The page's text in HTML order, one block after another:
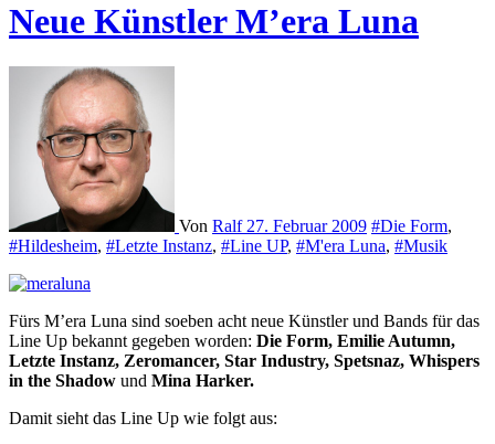
Neue Künstler M’era Luna
Von Ralf 27. Februar 2009 #Die Form,
#Hildesheim, #Letzte Instanz, #Line UP, #M'era Luna, #Musik
Fürs M’era Luna sind soeben acht neue Künstler und Bands für das
Line Up bekannt gegeben worden: Die Form, Emilie Autumn,
Letzte Instanz, Zeromancer, Star Industry, Spetsnaz, Whispers
in the Shadow und Mina Harker.
Damit sieht das Line Up wie folgt aus: